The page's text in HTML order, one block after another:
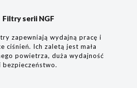
Filtry serii NGF
zapewniają wydajną pracę i
ciśnień. Ich zaletą jest mała
powietrza, duża wydajność
bezpieczeństwo.